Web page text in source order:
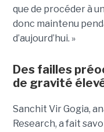
que de procéder à
donc maintenu
d’aujourd’hui. »
Des failles
de gravité
Sanchit Vir Gogia,
Research, a fait